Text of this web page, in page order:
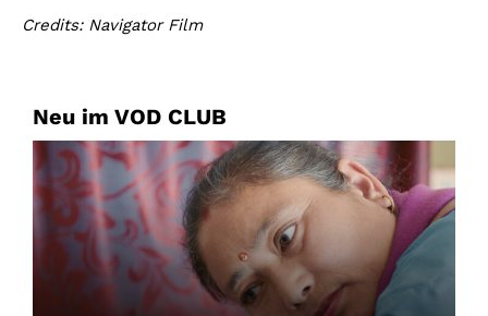
Credits: Navigator Film
Neu im VOD CLUB